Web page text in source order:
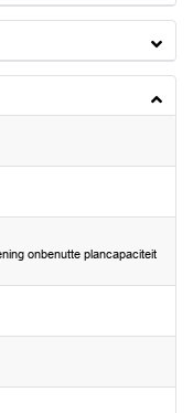
onbenutte plancapaciteit